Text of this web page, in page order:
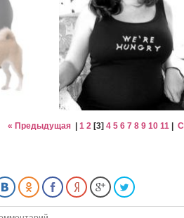
« Предыдущая| 1 2[3] 4 5 6 7 8 9 10 11|